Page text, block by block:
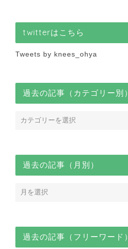
2024年10月6日
twitterはこちら
Tweets by knees_ohya
過去の記事（カテゴリー別）
過去の記事（月別）
過去の記事（フリーワード）